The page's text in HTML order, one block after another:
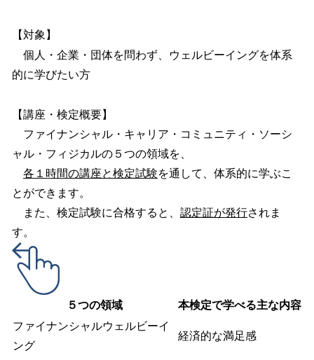
【対象】
個人・企業・団体を問わず、ウェルビーイングを体系
的に学びたい方
【講座・検定概要】
ファイナンシャル・キャリア・コミュニティ・ソーシ
ャル・フィジカルの５つの領域を、
各１時間の講座と検定試験を通して、体系的に学ぶこ
とができます。
また、検定試験に合格すると、 認定証が発行されま
す。
５つの領域
本検定で学べる主な内容
ファイナンシャルウェルビーイ
ング
経済的な満足感